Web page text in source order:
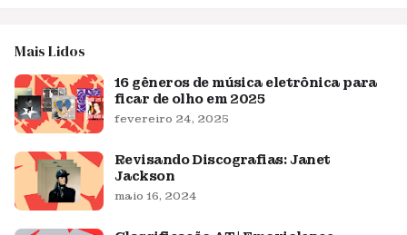
Mais Lidos
16 gêneros de música eletrônica para
ficar de olho em 2025
fevereiro 24, 2025
Revisando Discografias: Janet
Jackson
maio 16, 2024